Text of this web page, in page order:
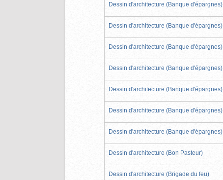
Dessin d'architecture (Banque d'épargnes)
Dessin d'architecture (Banque d'épargnes)
Dessin d'architecture (Banque d'épargnes)
Dessin d'architecture (Banque d'épargnes)
Dessin d'architecture (Banque d'épargnes)
Dessin d'architecture (Banque d'épargnes)
Dessin d'architecture (Banque d'épargnes)
Dessin d'architecture (Bon Pasteur)
Dessin d'architecture (Brigade du feu)